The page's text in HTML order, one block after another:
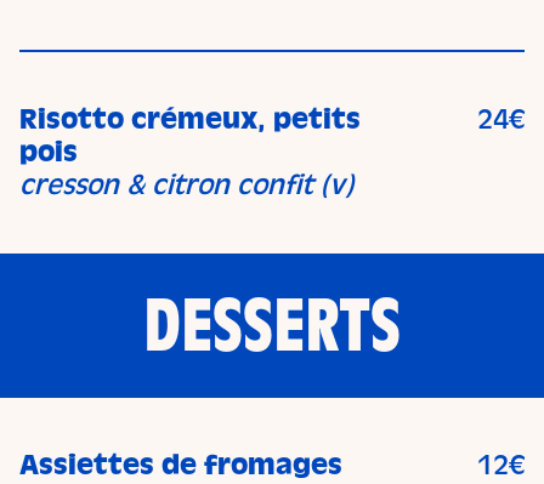
Risotto crémeux, petits
pois
cresson & citron confit (v)
24€
DESSERTS
Assiettes de fromages
12€